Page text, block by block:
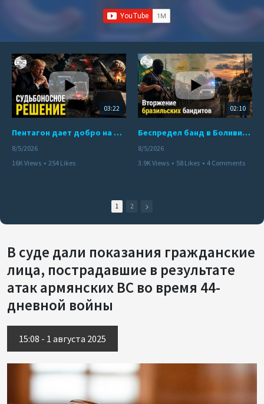
03:22
Пентагон дает добро на ядерный удар по противникам США
8/5/2026
16K Views • 254 Likes
02:10
Беспредел банд в Боливии. Расправы над наркоторговцами
8/5/2026
3.9K Views • 58 Likes • 4 Comments
1 2
В суде дали показания гражданские
лица, пострадавшие в результате
атак армянских ВС во время 44-
дневной войны
15:08 - 1 августа 2025